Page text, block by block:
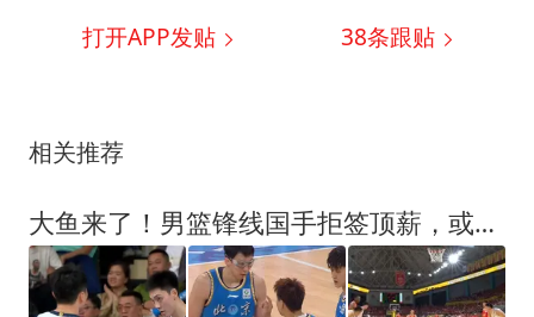
打开APP发贴 38条跟贴
相关推荐
大鱼来了！男篮锋线国手拒签顶薪，或被广东队“2换1”交易抢下？